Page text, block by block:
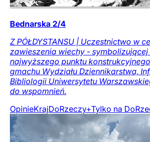
Bednarska 2/4
Z PÓŁDYSTANSU | Uczestnictwo w
zawieszenia wiechy -
najwyższego punktu
gmachu Wydziału Dziennikarstwa,
Bibliologii Uniwersytetu
do wspomnień.
OpinieKrajDoRzeczy+Tylko na